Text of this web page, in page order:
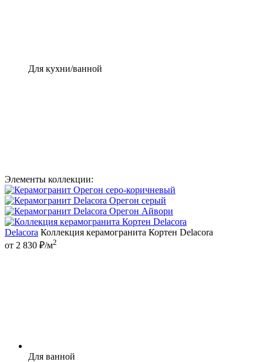
Для кухни/ванной
Элементы коллекции:
Delacora Коллекция керамогранита Кортен Delacora
от 2 830 ₽/м2
Для ванной